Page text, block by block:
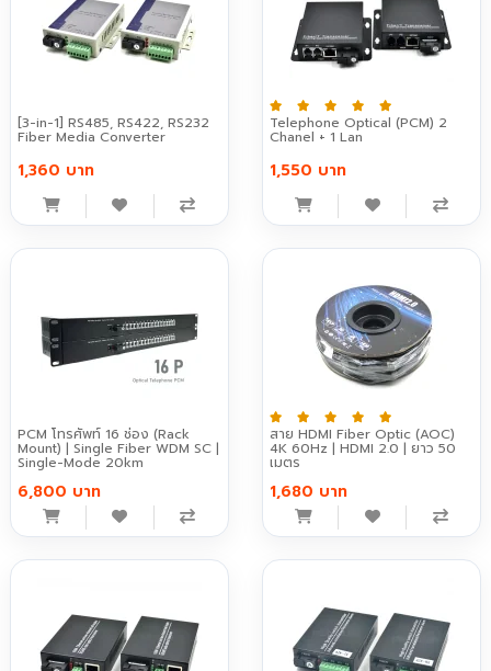
[3-in-1] RS485, RS422, RS232
Fiber Media Converter
1,360 บาท
Telephone Optical (PCM) 2
Chanel + 1 Lan
1,550 บาท
PCM โทรศัพท์ 16 ช่อง (Rack
Mount) | Single Fiber WDM SC |
Single-Mode 20km
6,800 บาท
สาย HDMI Fiber Optic (AOC)
4K 60Hz | HDMI 2.0 | ยาว 50
เมตร
1,680 บาท